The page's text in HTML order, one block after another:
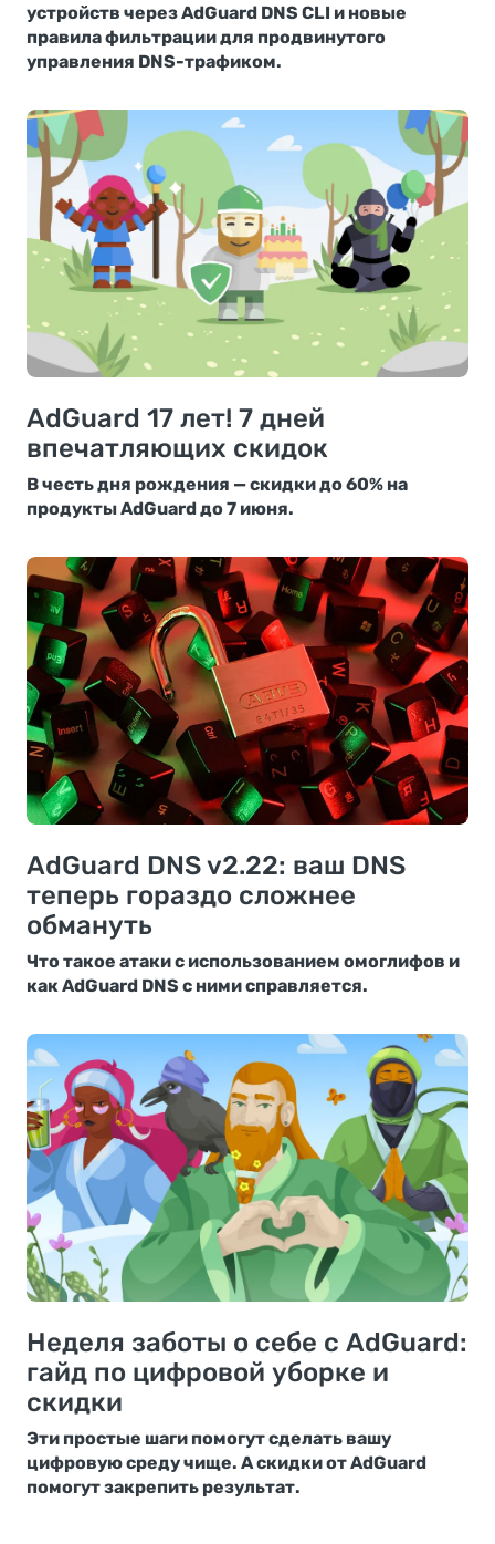
устройств через AdGuard DNS CLI и новые
правила фильтрации для продвинутого
управления DNS-трафиком.
AdGuard 17 лет! 7 дней
впечатляющих скидок
В честь дня рождения — скидки до 60% на
продукты AdGuard до 7 июня.
AdGuard DNS v2.22: ваш DNS
теперь гораздо сложнее
обмануть
Что такое атаки с использованием омоглифов и
как AdGuard DNS с ними справляется.
Неделя заботы о себе с AdGuard:
гайд по цифровой уборке и
скидки
Эти простые шаги помогут сделать вашу
цифровую среду чище. А скидки от AdGuard
помогут закрепить результат.